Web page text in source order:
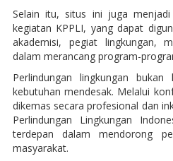
Selain itu, situs ini juga
kegiatan KPPLI, yang dapat
akademisi, pegiat lingkungan,
dalam merancang program-
Perlindungan lingkungan
kebutuhan mendesak. Melalui
dikemas secara profesional dan
Perlindungan Lingkungan
terdepan dalam mendorong
masyarakat.